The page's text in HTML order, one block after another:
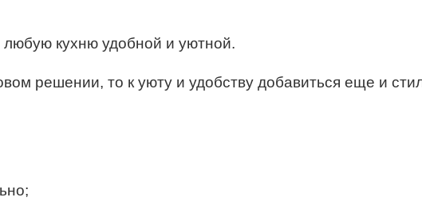
кухню удобной и уютной.
решении, то к уюту и удобству добавиться еще и